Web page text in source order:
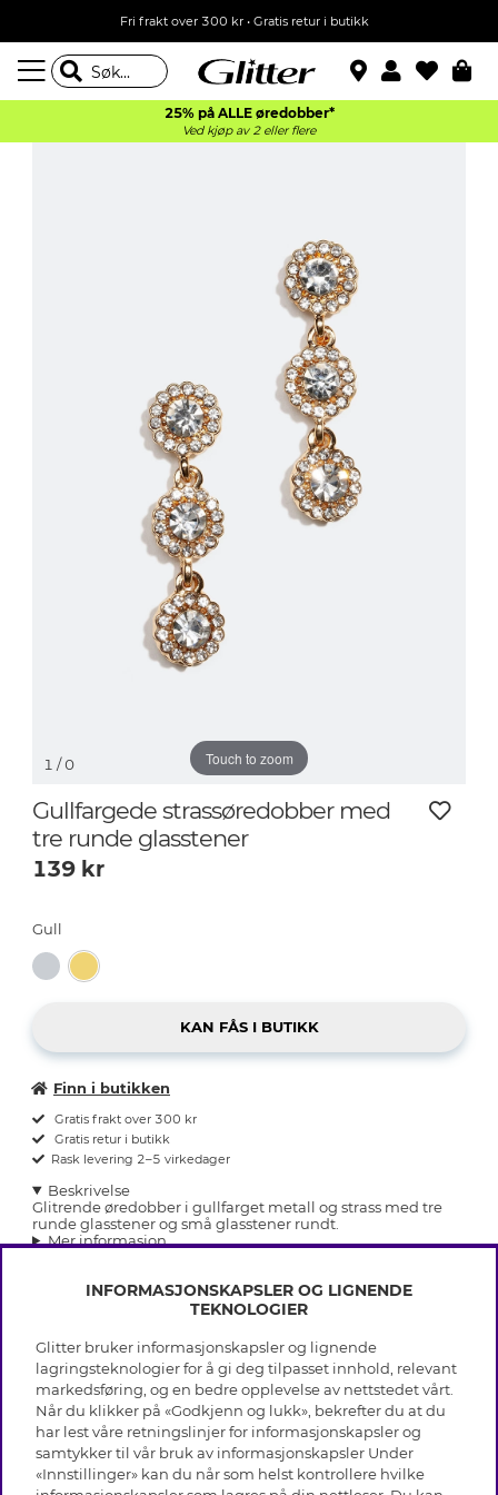
Fri frakt over 300 kr • Gratis retur i butikk
25% på ALLE øredobber*
Ved kjøp av 2 eller flere
Touch to zoom
1 / 0
Gullfargede strassøredobber med
tre runde glasstener
139 kr
Gull
Finn i butikken
Gratis frakt over 300 kr
Gratis retur i butikk
Rask levering 2–5 virkedager
Beskrivelse
Glitrende øredobber i gullfarget metall og strass med tre
runde glasstener og små glasstener rundt.
Mer informasjon
INFO
Vilkår
Personvern
Cookies
Medlemsvilkår
OM GLITTER
Black Friday
Våre butikker
HJELP
INFORMASJONSKAPSLER OG LIGNENDE
TEKNOLOGIER
Glitter bruker informasjonskapsler og lignende
lagringsteknologier for å gi deg tilpasset innhold, relevant
markedsføring, og en bedre opplevelse av nettstedet vårt.
Når du klikker på «Godkjenn og lukk», bekrefter du at du
har lest våre retningslinjer for informasjonskapsler og
samtykker til vår bruk av informasjonskapsler Under
«Innstillinger» kan du når som helst kontrollere hvilke